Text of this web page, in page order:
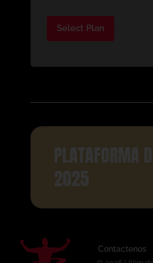
Select Plan
PLATAFORMA
2025
Contactenos